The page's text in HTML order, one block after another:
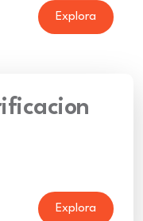
Explora
Explora